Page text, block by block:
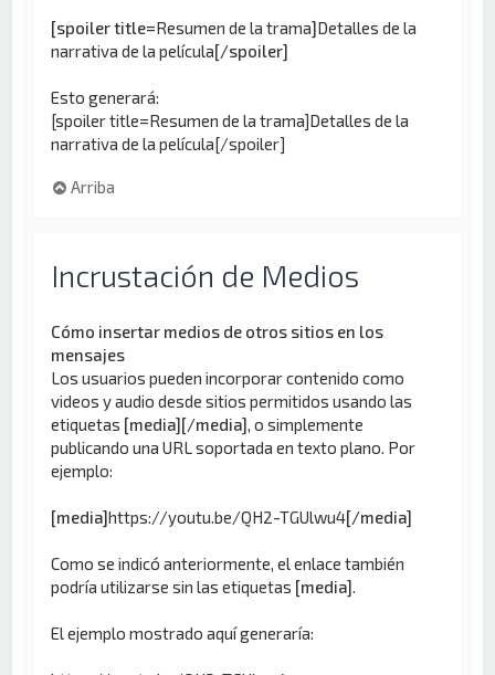
[spoiler title=Resumen de la trama]Detalles de la
narrativa de la película[/spoiler]
Esto generará:
[spoiler title=Resumen de la trama]Detalles de la
narrativa de la película[/spoiler]
Arriba
Incrustación de Medios
Cómo insertar medios de otros sitios en los
mensajes
Los usuarios pueden incorporar contenido como
videos y audio desde sitios permitidos usando las
etiquetas [media][/media], o simplemente
publicando una URL soportada en texto plano. Por
ejemplo:
[media]https://youtu.be/QH2-TGUlwu4[/media]
Como se indicó anteriormente, el enlace también
podría utilizarse sin las etiquetas [media].
El ejemplo mostrado aquí generaría: